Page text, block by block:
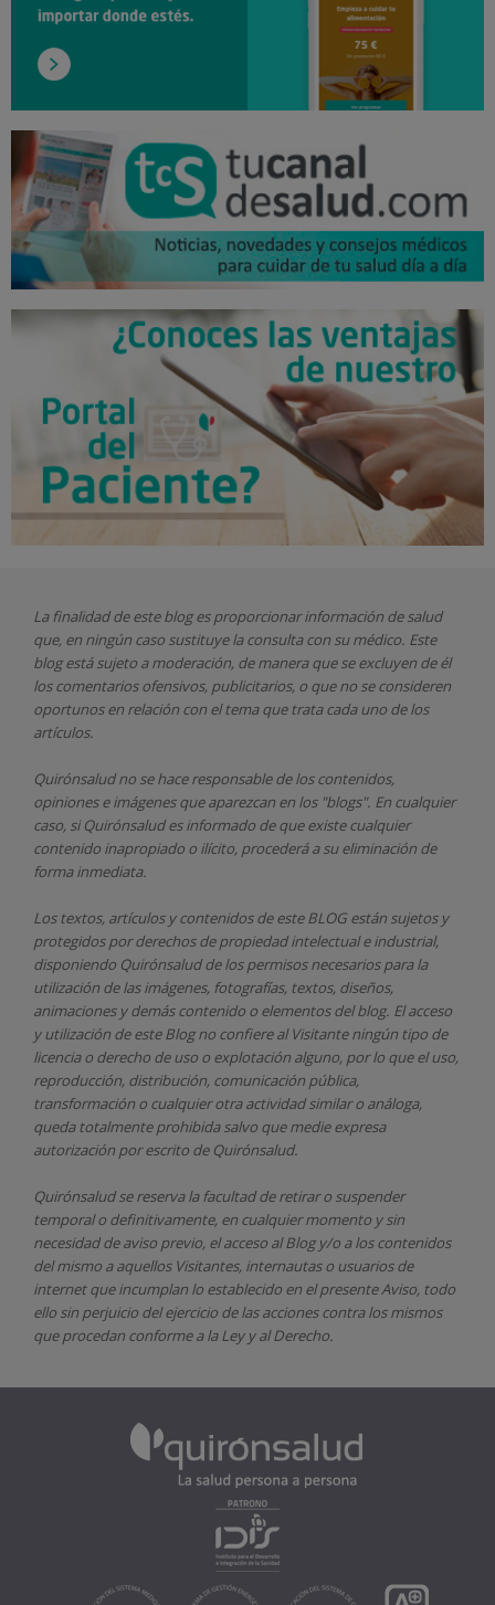
La finalidad de este blog es proporcionar información de salud
que, en ningún caso sustituye la consulta con su médico. Este
blog está sujeto a moderación, de manera que se excluyen de él
los comentarios ofensivos, publicitarios, o que no se consideren
oportunos en relación con el tema que trata cada uno de los
artículos.
Quirónsaludno se hace responsable de los contenidos,
opiniones e imágenes que aparezcan en los "blogs". En cualquier
caso, si Quirónsaludes informado de que existe cualquier
contenido inapropiado o ilícito, procederá a su eliminación de
forma inmediata.
Los textos, artículos y contenidos de este BLOG están sujetos y
protegidos por derechos de propiedad intelectual e industrial,
disponiendo Quirónsaludde los permisos necesarios para la
utilización de las imágenes, fotografías, textos, diseños,
animaciones y demás contenido o elementos del blog. El acceso
y utilización de este Blog no confiere al Visitante ningún tipo de
licencia o derecho de uso o explotación alguno, por lo que el uso,
reproducción, distribución, comunicación pública,
transformación o cualquier otra actividad similar o análoga,
queda totalmente prohibida salvo que medie expresa
autorización por escrito de Quirónsalud.
Quirónsaludse reserva la facultad de retirar o suspender
temporal o definitivamente, en cualquier momento y sin
necesidad de aviso previo, el acceso al Blog y/o a los contenidos
del mismo a aquellos Visitantes, internautas o usuarios de
internet que incumplan lo establecido en el presente Aviso, todo
ello sin perjuicio del ejercicio de las acciones contra los mismos
que procedan conforme a la Ley y al Derecho.